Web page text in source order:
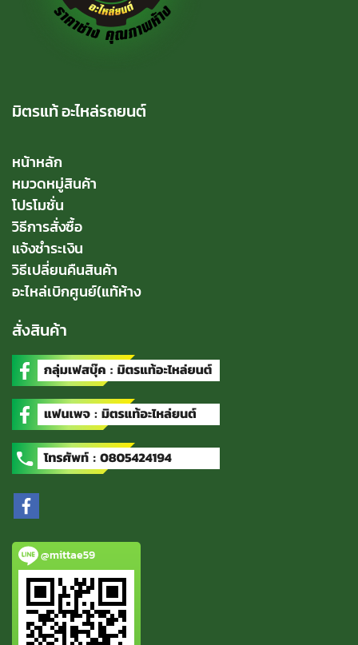
มิตรแท้ อะไหล่รถยนต์
หน้าหลัก
หมวดหมู่สินค้า
โปรโมชั่น
วิธีการสั่งซื้อ
แจ้งชำระเงิน
วิธีเปลี่ยนคืนสินค้า
อะไหล่เบิกศูนย์(แท้ห้าง
สั่งสินค้า
@mittae59